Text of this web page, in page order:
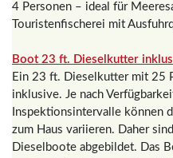
4 Personen – ideal für
Touristenfischerei mit
Boot 23 ft. Dieselkutter
Ein 23 ft. Dieselkutter mit 25
inklusive. Je nach
Inspektionsintervalle können
zum Haus variieren. Daher
Dieselboote abgebildet. Das